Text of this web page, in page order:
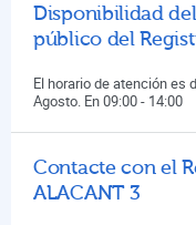
Disponibilidad
público del
El horario de atención es
Agosto. En 09:00 - 14:00
Contacte con el
ALACANT 3